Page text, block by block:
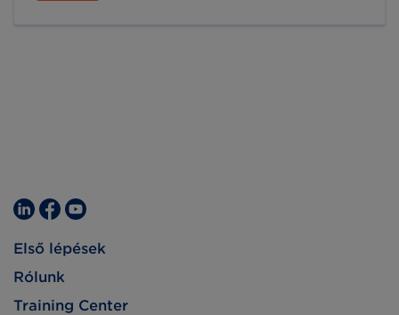
Első lépések
Rólunk
Training Center